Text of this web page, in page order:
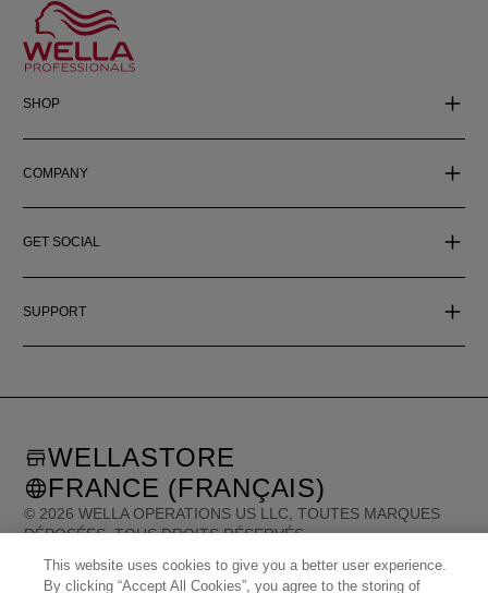
SHOP
COMPANY
GET SOCIAL
SUPPORT
© 2026 WELLA OPERATIONS US LLC, TOUTES MARQUES
DÉPOSÉES. TOUS DROITS RÉSERVÉS.
WELLASTORE
FRANCE (FRANÇAIS)
This website uses cookies to give you a better user experience.
By clicking “Accept All Cookies”, you agree to the storing of